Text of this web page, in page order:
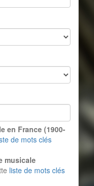
en France (1900-
de mots clés
musicale
liste de mots clés